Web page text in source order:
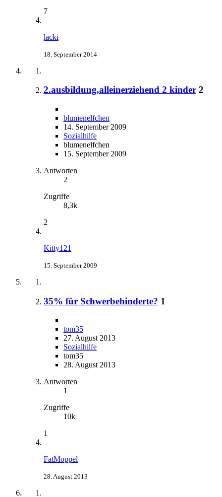
7
lacki
18. September 2014
2.ausbildung,alleinerziehend 2 kinder 2
blumenelfchen
14. September 2009
Sozialhilfe
blumenelfchen
15. September 2009
Antworten
2
Zugriffe
8,3k
2
Kitty121
15. September 2009
35% für Schwerbehinderte? 1
tom35
27. August 2013
Sozialhilfe
tom35
28. August 2013
Antworten
1
Zugriffe
10k
1
FatMoppel
28. August 2013